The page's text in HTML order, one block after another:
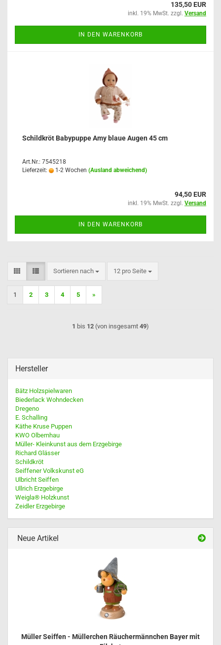
135,50 EUR
inkl. 19% MwSt. zzgl. Versand
IN DEN WARENKORB
Schildkröt Babypuppe Amy blaue Augen 45 cm
Art.Nr.: 7545218
Lieferzeit:
1-2 Wochen (Ausland abweichend)
94,50 EUR
inkl. 19% MwSt. zzgl. Versand
IN DEN WARENKORB
Sortieren nach
Sortieren nach 12 pro Seite
pro Seite
1 2 3 4 5 »
1 bis 12 (von insgesamt 49)
Hersteller
Bätz Holzspielwaren
Biederlack Wohndecken
Dregeno
E. Schalling
Käthe Kruse Puppen
KWO Olbernhau
Müller- Kleinkunst aus dem Erzgebirge
Richard Glässer
Schildkröt
Seiffener Volkskunst eG
Ulbricht Seiffen
Ullrich Erzgebirge
Weigla® Holzkunst
Zeidler Erzgebirge
Neue Artikel
Müller Seiffen - Müllerchen Räuchermännchen Bayer mit